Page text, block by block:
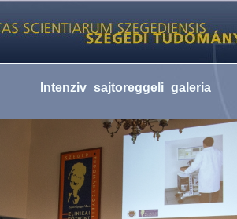
Intenziv_sajtoreggeli_galeria